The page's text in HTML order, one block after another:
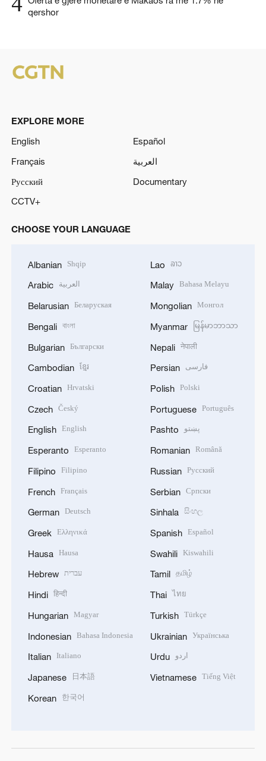
qershor
EXPLORE MORE
English
Español
Français
العربية
Русский
Documentary
CCTV+
CHOOSE YOUR LANGUAGE
Albanian Shqip
Arabic العربية
Belarusian Беларуская
Bengali বাংলা
Bulgarian Български
Cambodian ខ្មែរ
Croatian Hrvatski
Czech Český
English English
Esperanto Esperanto
Filipino Filipino
French Français
German Deutsch
Greek Ελληνικά
Hausa Hausa
Hebrew עברית
Hindi हिन्दी
Hungarian Magyar
Indonesian Bahasa Indonesia
Italian Italiano
Japanese 日本語
Korean 한국어
Lao ລາວ
Malay Bahasa Melayu
Mongolian Монгол
Myanmar မြန်မာဘာသာ
Nepali नेपाली
Persian فارسی
Polish Polski
Portuguese Português
Pashto پښتو
Romanian Română
Russian Русский
Serbian Српски
Sinhala සිංහල
Spanish Español
Swahili Kiswahili
Tamil தமிழ்
Thai ไทย
Turkish Türkçe
Ukrainian Українська
Urdu اردو
Vietnamese Tiếng Việt